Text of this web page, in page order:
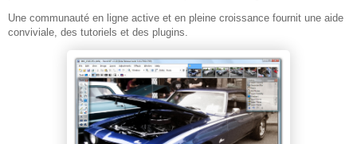
Une communauté en ligne active et en pleine croissance fournit une aide
conviviale, des tutoriels et des plugins.